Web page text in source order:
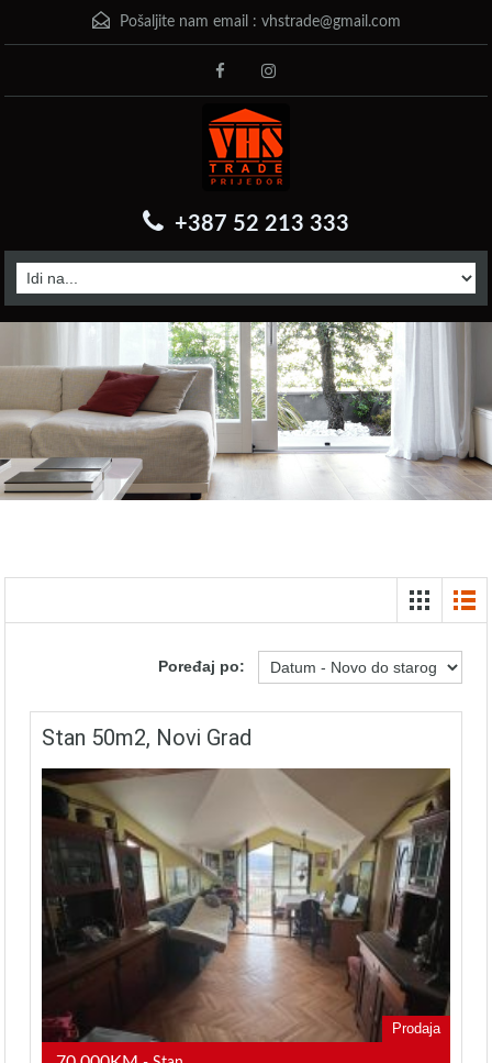
Pošaljite nam email : vhstrade@gmail.com
+387 52 213 333
Poređaj po:
Stan 50m2, Novi Grad
Prodaja